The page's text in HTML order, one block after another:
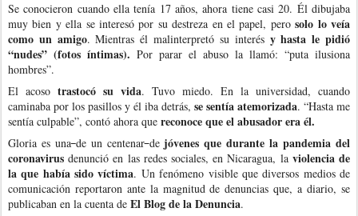
Se conocieron cuando ella tenía 17 años, ahora tiene casi 20. Él dibujaba
muy bien y ella se interesó por su destreza en el papel, perosolo lo veía
como un amigo. Mientras él malinterpretó su interés y hasta le pidió
“nudes” (fotos íntimas). Por parar el abuso la llamó: “puta ilusiona
hombres”.
El acoso trastocó su vida. Tuvo miedo. En la universidad, cuando
caminaba por los pasillos y él iba detrás, se sentía atemorizada. “Hasta me
sentía culpable”, contó ahora que reconoce que el abusador era él.
Gloria es una de un centenar de jóvenes que durante la pandemia del
coronavirus denunció en las redes sociales, en Nicaragua, la violencia de
la que había sido víctima. Un fenómeno visible que diversos medios de
comunicación reportaron ante la magnitud de denuncias que, a diario, se
publicaban en la cuenta de El Blog de la Denuncia.